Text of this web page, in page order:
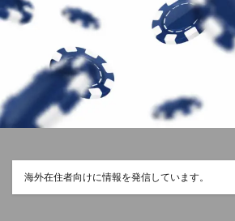
海外在住者向けに情報を発信しています。